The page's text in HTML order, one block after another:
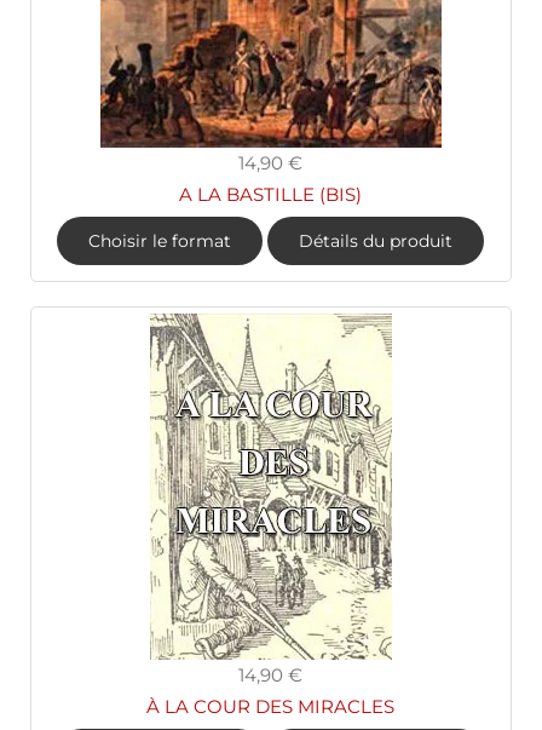
14,90 €
A LA BASTILLE (BIS)
Choisir le format Détails du produit
14,90 €
À LA COUR DES MIRACLES